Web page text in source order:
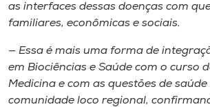
as interfaces dessas doenças com
familiares, econômicas e sociais.
— Essa é mais uma forma de
em Biociências e Saúde com o curso
Medicina e com as questões de
comunidade loco regional,